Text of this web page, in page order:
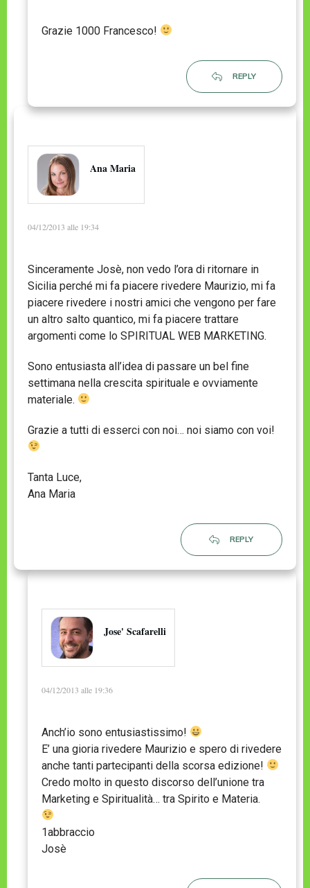
Grazie 1000 Francesco!
REPLY
Ana Maria
04/12/2013 alle 19:34
Sinceramente Josè, non vedo l’ora di ritornare in
Sicilia perché mi fa piacere rivedere Maurizio, mi fa
piacere rivedere i nostri amici che vengono per fare
un altro salto quantico, mi fa piacere trattare
argomenti come lo SPIRITUAL WEB MARKETING.
Sono entusiasta all’idea di passare un bel fine
settimana nella crescita spirituale e ovviamente
materiale.
Grazie a tutti di esserci con noi… noi siamo con voi!
Tanta Luce,
Ana Maria
REPLY
Jose' Scafarelli
04/12/2013 alle 19:36
Anch’io sono entusiastissimo!
E’ una gioria rivedere Maurizio e spero di rivedere
anche tanti partecipanti della scorsa edizione!
Credo molto in questo discorso dell’unione tra
Marketing e Spiritualità… tra Spirito e Materia.
1abbraccio
Josè